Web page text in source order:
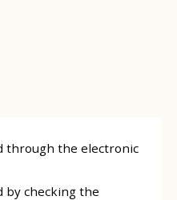
through the electronic
by checking the